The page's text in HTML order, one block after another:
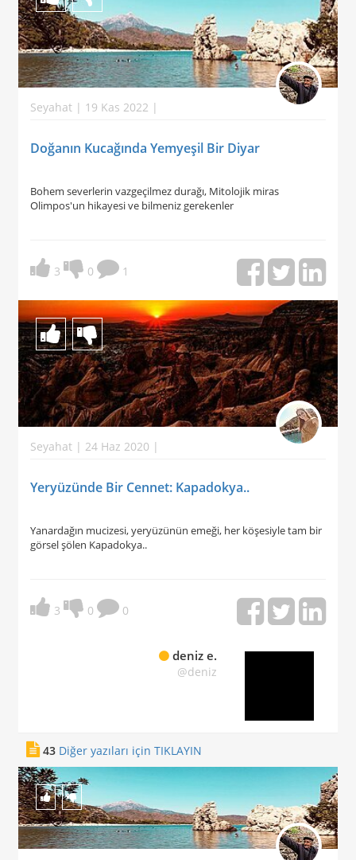
Seyahat | 19 Kas 2022 |
Doğanın Kucağında Yemyeşil Bir Diyar
Bohem severlerin vazgeçilmez durağı, Mitolojik miras
Olimpos'un hikayesi ve bilmeniz gerekenler
3 0 1
Seyahat | 24 Haz 2020 |
Yeryüzünde Bir Cennet: Kapadokya..
Yanardağın mucizesi, yeryüzünün emeği, her köşesiyle tam bir
görsel şölen Kapadokya..
3 0 0
deniz e.
@deniz
43 Diğer yazıları için TIKLAYIN